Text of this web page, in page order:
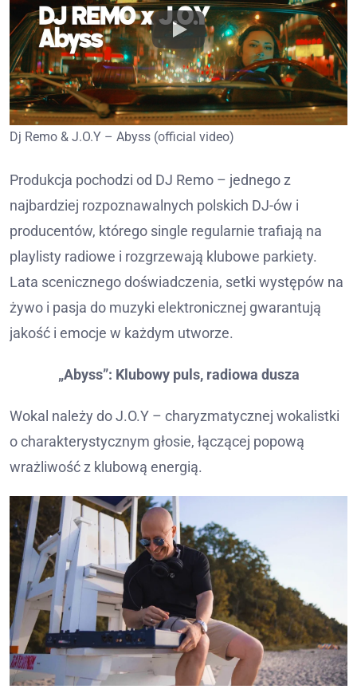
Dj Remo & J.O.Y – Abyss (official video)
Produkcja pochodzi od DJ Remo – jednego z
najbardziej rozpoznawalnych polskich DJ-ów i
producentów, którego single regularnie trafiają na
playlisty radiowe i rozgrzewają klubowe parkiety.
Lata scenicznego doświadczenia, setki występów na
żywo i pasja do muzyki elektronicznej gwarantują
jakość i emocje w każdym utworze.
„Abyss”: Klubowy puls, radiowa dusza
Wokal należy do J.O.Y – charyzmatycznej wokalistki
o charakterystycznym głosie, łączącej popową
wrażliwość z klubową energią.